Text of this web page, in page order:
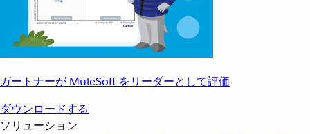
ガートナーが MuleSoft をリーダーとして評価
ダウンロードする
ソリューション